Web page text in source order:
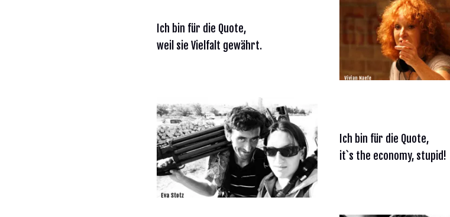
Ich bin für die Quote,
weil sie Vielfalt gewährt.
Ich bin für die Quote,
it`s the economy, stupid!